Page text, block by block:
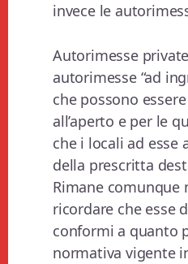
invece le
Autorimesse
autorimesse “ad
che possono
all’aperto e per le
che i locali ad
della prescritta
Rimane comunque
ricordare che esse
conformi a quanto
normativa vigente